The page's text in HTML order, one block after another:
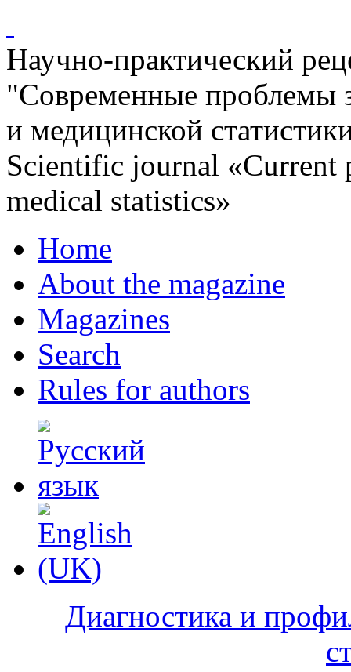
Научно-практический
"Современные проблемы
и медицинской
Scientific journal «Current
medical statistics»
Home
About the magazine
Magazines
Search
Rules for authors
Диагностика и